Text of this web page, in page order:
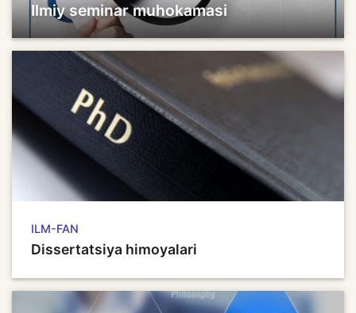
Ilmiy seminar muhokamasi
ILM-FAN
Dissertatsiya himoyalari